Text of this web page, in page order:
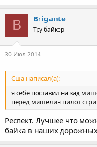
B Brigante
Тру байкер
30 Июл 2014
Сша написал(а):
я себе поставил на зад
перед мишелин пилот
Респект. Лучшее что
байка в наших